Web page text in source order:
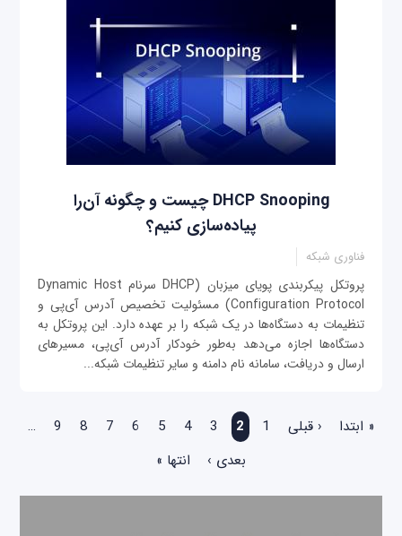
DHCP Snooping چیست و چگونه آن‌را
پیاده‌سازی کنیم؟
فناوری شبکه
پروتکل پیکربندی پویای میزبان (DHCP سرنام Dynamic Host
Configuration Protocol) مسئولیت تخصیص آدرس آی‌پی و
تنظیمات به دستگاه‌ها در یک شبکه را بر عهده دارد. این پروتکل به
دستگاه‌ها اجازه می‌دهد به‌طور خودکار آدرس آی‌پی، مسیرهای
ارسال و دریافت، سامانه نام دامنه و سایر تنظیمات شبکه...
صفحه‌ها
« ابتدا ‹ قبلی 1
2
3
4
5
6
7
8
9
…
بعدی ›
انتها »